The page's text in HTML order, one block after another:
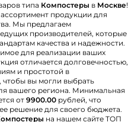
могут иметь разборную
хранения в период
эксплуатации также
на расположение и
готового
ёмкости для
могут изготавливаться из
Изделия из
типа Компостеры в Москве!
продукции для
Мы предлагаем
производителей, которые
качества и надежности.
для реализации ваших
отличается долговечностью,
и простотой в
вы могли выбрать
вашего региона. Минимальная
от 9900.00 рублей, что
решение для своего бюджета.
на нашем сайте ТОП